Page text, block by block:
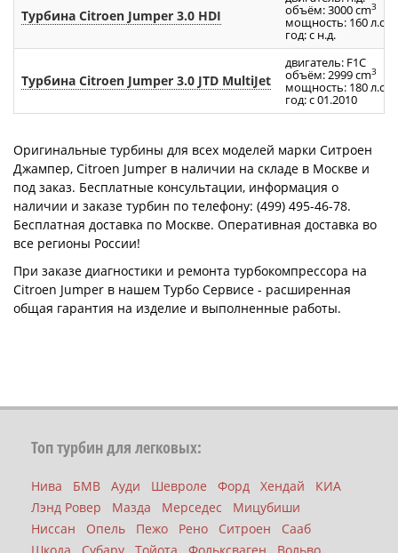
Турбина Citroen Jumper 3.0 HDI объём: 3000 cm3
мощность: 160 л.с.
год: с н.д.
Турбина Citroen Jumper 3.0 JTD MultiJet
двигатель: F1C
объём: 2999 cm3
мощность: 180 л.с.
год: с 01.2010
Оригинальные турбины для всех моделей марки Ситроен
Джампер, Citroen Jumper в наличии на складе в Москве и
под заказ. Бесплатные консультации, информация о
наличии и заказе турбин по телефону: (499) 495-46-78.
Бесплатная доставка по Москве. Оперативная доставка во
все регионы России!
При заказе диагностики и ремонта турбокомпрессора на
Citroen Jumper в нашем Турбо Сервисе - расширенная
общая гарантия на изделие и выполненные работы.
Топ турбин для легковых:
Нива БМВ Ауди Шевроле Форд Хендай
КИА
Лэнд Ровер
Мазда Мерседес
Мицубиши
Ниссан
Опель Пежо Рено Ситроен
Сааб